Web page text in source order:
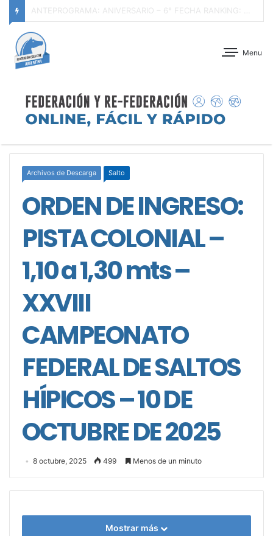
Menu
Archivos de Descarga Salto
ORDEN DE INGRESO:
PISTA COLONIAL –
1,10 a 1,30 mts –
XXVIII
CAMPEONATO
FEDERAL DE SALTOS
HÍPICOS – 10 DE
OCTUBRE DE 2025
8 octubre, 2025 499 Menos de un minuto
Mostrar más